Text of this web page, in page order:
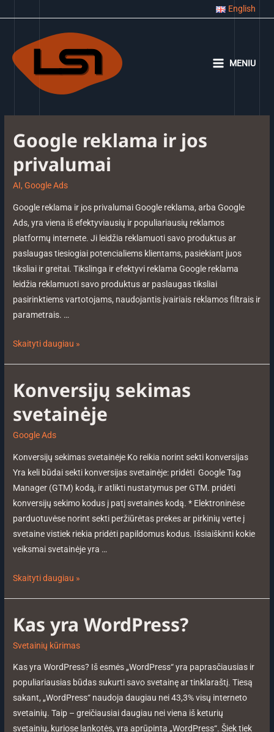
English
MENIU
Google reklama ir jos
privalumai
AI,Google Ads
Google reklama ir jos privalumai Google reklama, arba Google
Ads, yra viena iš efektyviausių ir populiariausių reklamos
platformų internete. Ji leidžia reklamuoti savo produktus ar
paslaugas tiesiogiai potencialiems klientams, pasiekiant juos
tiksliai ir greitai. Tikslinga ir efektyvi reklama Google reklama
leidžia reklamuoti savo produktus ar paslaugas tiksliai
pasirinktiems vartotojams, naudojantis įvairiais reklamos filtrais ir
parametrais. …
Skaityti daugiau »
Konversijų sekimas
svetainėje
Google Ads
Konversijų sekimas svetainėje Ko reikia norint sekti konversijas
Yra keli būdai sekti konversijas svetainėje: pridėti Google Tag
Manager (GTM) kodą, ir atlikti nustatymus per GTM. pridėti
konversijų sekimo kodus į patį svetainės kodą. * Elektroninėse
parduotuvėse norint sekti peržiūrėtas prekes ar pirkinių verte į
svetaine vistiek riekia pridėti papildomus kodus. Išsiaiškinti kokie
veiksmai svetainėje yra …
Skaityti daugiau »
Kas yra WordPress?
Svetainių kūrimas
Kas yra WordPress? Iš esmės „WordPress“ yra paprasčiausias ir
populiariausias būdas sukurti savo svetainę ar tinklaraštį. Tiesą
sakant, „WordPress“ naudoja daugiau nei 43,3% visų interneto
svetainių. Taip – greičiausiai daugiau nei viena iš keturių
svetainių, kuriose lankotės, yra aprūpinta „WordPress“. Šiek tiek